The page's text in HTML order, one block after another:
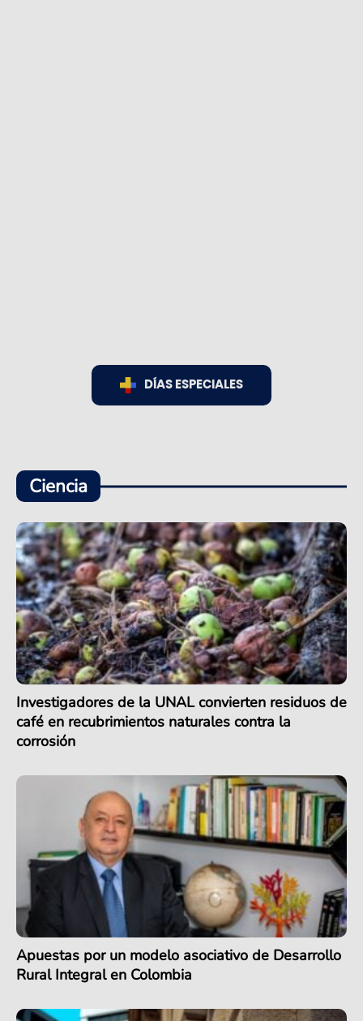
DÍAS ESPECIALES
Ciencia
Investigadores de la UNAL convierten residuos de
café en recubrimientos naturales contra la
corrosión
Apuestas por un modelo asociativo de Desarrollo
Rural Integral en Colombia